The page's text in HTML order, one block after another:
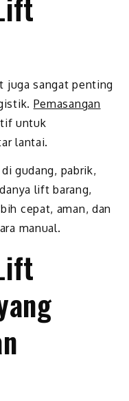
juga sangat penting
Pemasangan
untuk
lantai.
gudang, pabrik,
lift barang,
cepat, aman, dan
manual.